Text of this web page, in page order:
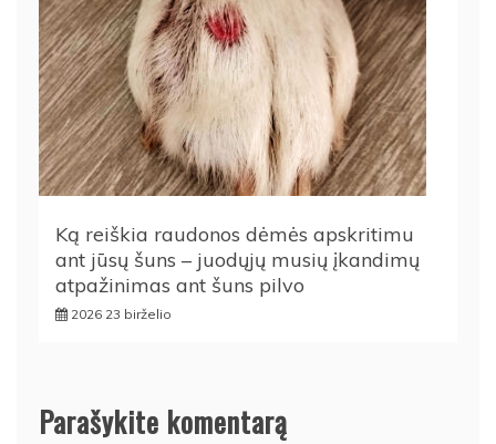
Ką reiškia raudonos dėmės apskritimu
ant jūsų šuns – juodųjų musių įkandimų
atpažinimas ant šuns pilvo
2026 23 birželio
Parašykite komentarą